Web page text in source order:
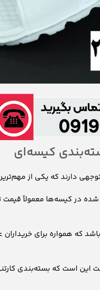
کیسه‌ای
دارند که یکی از
در کیسه‌ها معمولاً قیمت
که همواره برای خریداران
این است که بسته‌بندی